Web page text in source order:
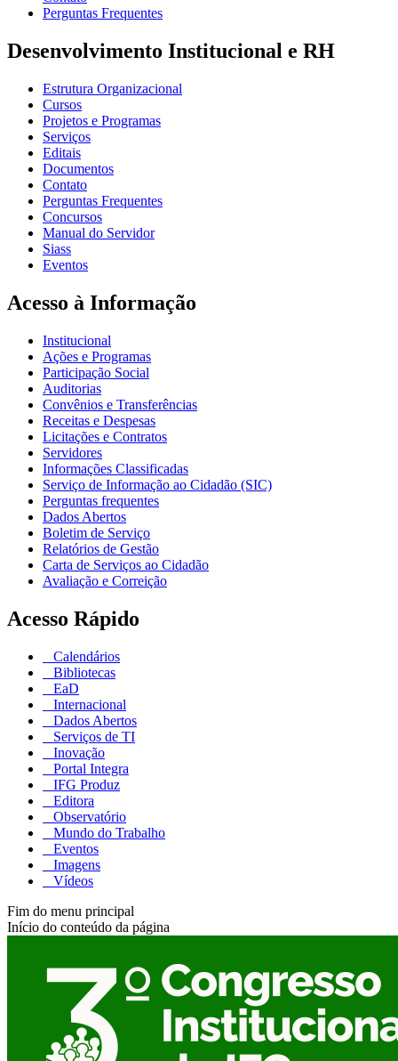
Perguntas Frequentes
Desenvolvimento Institucional e RH
Estrutura Organizacional
Cursos
Projetos e Programas
Serviços
Editais
Documentos
Contato
Perguntas Frequentes
Concursos
Manual do Servidor
Siass
Eventos
Acesso à Informação
Institucional
Ações e Programas
Participação Social
Auditorias
Convênios e Transferências
Receitas e Despesas
Licitações e Contratos
Servidores
Informações Classificadas
Serviço de Informação ao Cidadão (SIC)
Perguntas frequentes
Dados Abertos
Boletim de Serviço
Relatórios de Gestão
Carta de Serviços ao Cidadão
Avaliação e Correição
Acesso Rápido
Calendários
Bibliotecas
EaD
Internacional
Dados Abertos
Serviços de TI
Inovação
Portal Integra
IFG Produz
Editora
Observatório
Mundo do Trabalho
Eventos
Imagens
Vídeos
Fim do menu principal
Início do conteúdo da página